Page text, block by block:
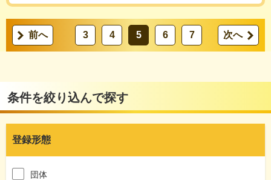
前へ 3 4 5 6 7 次へ
条件を絞り込んで探す
登録形態
団体